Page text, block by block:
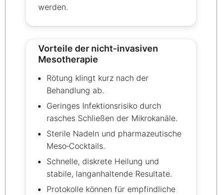
werden.
Vorteile der nicht‑invasiven
Mesotherapie
Rötung klingt kurz nach der
Behandlung ab.
Geringes Infektionsrisiko durch
rasches Schließen der Mikrokanäle.
Sterile Nadeln und pharmazeutische
Meso‑Cocktails.
Schnelle, diskrete Heilung und
stabile, langanhaltende Resultate.
Protokolle können für empfindliche